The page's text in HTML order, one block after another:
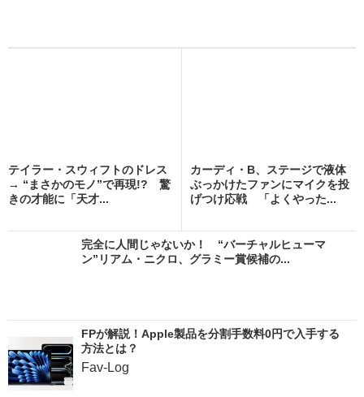
テイラー・スウィフトのドレス
→ “まさかのモノ”で再現!? 驚
きの才能に「天才...
カーディ・B、ステージで液体
ぶっかけたファンにマイクを投
げつけ応戦 「よくやった...
完全に人間じゃないか！ “バーチャルヒューマ
ン”リアム・ニクロ、グラミー賞候補の...
FPが解説！Apple製品を分割手数料0円で入手する
方法とは？
Fav-Log